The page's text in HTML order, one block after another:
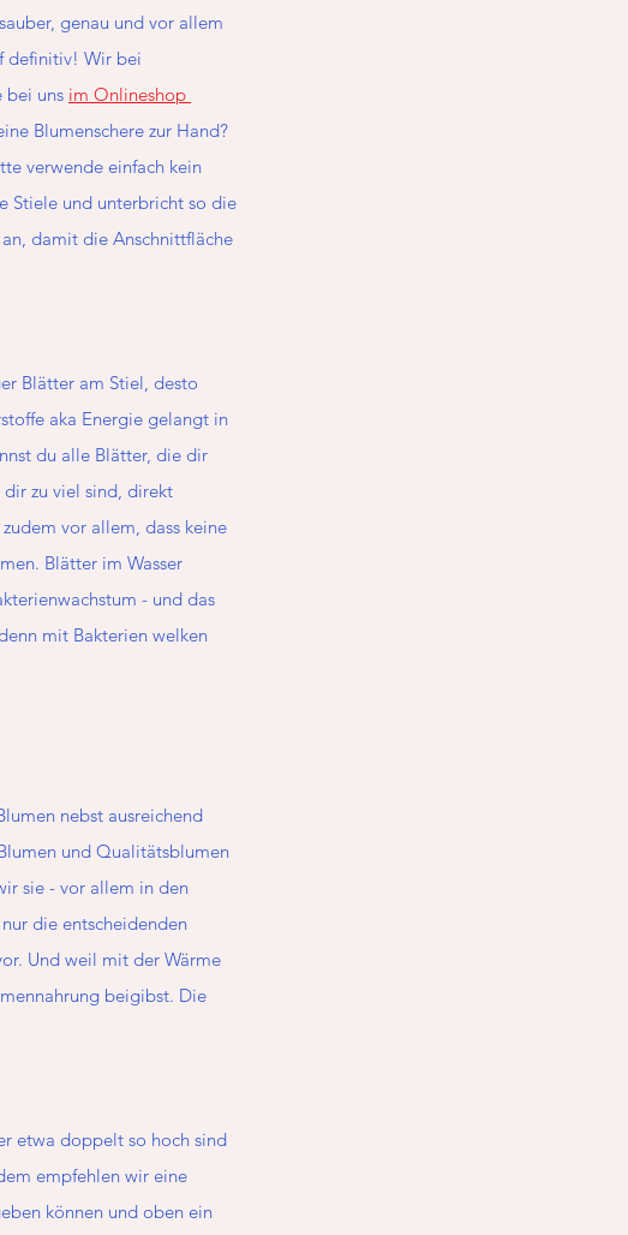
genau und vor allem
definitiv! Wir bei
bei uns im Onlineshop
Blumenschere zur Hand?
verwende einfach kein
Stiele und unterbricht so die
damit die Anschnittfläche
Blätter am Stiel, desto
aka Energie gelangt in
du alle Blätter, die dir
zu viel sind, direkt
vor allem, dass keine
Blätter im Wasser
- und das
mit Bakterien welken
nebst ausreichend
und Qualitätsblumen
sie - vor allem in den
die entscheidenden
Und weil mit der Wärme
beigibst. Die
etwa doppelt so hoch sind
empfehlen wir eine
können und oben ein